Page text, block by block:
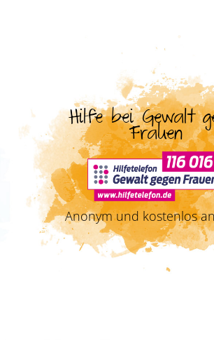
Hilfe bei Gewalt
Frauen
Anonym und kostenlos